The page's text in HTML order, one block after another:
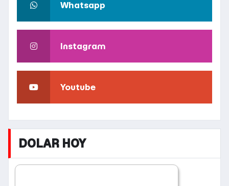
Whatsapp
Instagram
Youtube
DOLAR HOY